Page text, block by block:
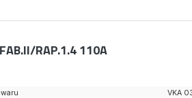
RAP.1.4 110A
VKA